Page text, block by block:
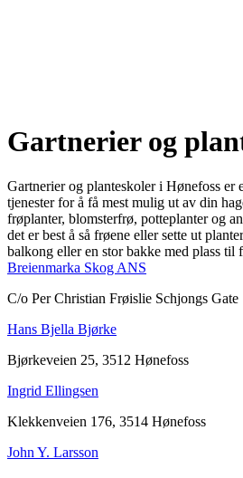
Gartnerier og
Gartnerier og planteskoler i Hønefoss er
tjenester for å få mest mulig ut av din
frøplanter, blomsterfrø, potteplanter og
det er best å så frøene eller sette ut
balkong eller en stor bakke med plass til
Breienmarka Skog ANS
C/o Per Christian Frøislie Schjongs
Hans Bjella Bjørke
Bjørkeveien 25, 3512 Hønefoss
Ingrid Ellingsen
Klekkenveien 176, 3514 Hønefoss
John Y. Larsson